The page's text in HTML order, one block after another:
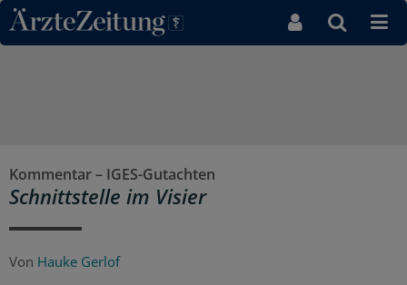
Direkt zum Inhaltsbereich
Kommentar – IGES-Gutachten
Schnittstelle im Visier
Von Hauke Gerlof